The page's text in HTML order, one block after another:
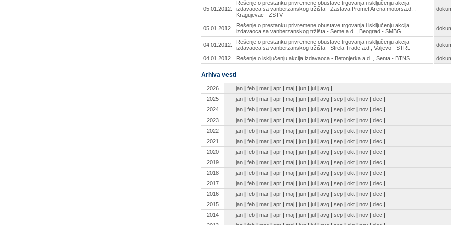
05.01.2012.
Rešenje o prestanku privremene obustave trgovanja i isključenju akcija
izdavaoca sa vanberzanskog tržišta - Zastava Promet Arena motorsa.d. ,
Kragujevac - ZSTV
05.01.2012.
Rešenje o prestanku privremene obustave trgovanja i isključenju akcija
izdavaoca sa vanberzanskog tržišta - Seme a.d. , Beograd - SMBG
04.01.2012.
Rešenje o prestanku privremene obustave trgovanja i isključenju akcija
izdavaoca sa vanberzanskog tržišta - Strela Trade a.d., Valjevo - STRL
04.01.2012. Rešenje o isključenju akcija izdavaoca - Betonjerka a.d. , Senta - BTNS
Arhiva vesti
2026 jan | feb | mar | apr | maj | jun | jul | avg |
2025
jan | feb | mar | apr | maj | jun | jul | avg | sep | okt | nov | dec |
2024
jan | feb | mar | apr | maj | jun | jul | avg | sep | okt | nov | dec |
2023
jan | feb | mar | apr | maj | jun | jul | avg | sep | okt | nov | dec |
2022
jan | feb | mar | apr | maj | jun | jul | avg | sep | okt | nov | dec |
2021
jan | feb | mar | apr | maj | jun | jul | avg | sep | okt | nov | dec |
2020
jan | feb | mar | apr | maj | jun | jul | avg | sep | okt | nov | dec |
2019
jan | feb | mar | apr | maj | jun | jul | avg | sep | okt | nov | dec |
2018
jan | feb | mar | apr | maj | jun | jul | avg | sep | okt | nov | dec |
2017
jan | feb | mar | apr | maj | jun | jul | avg | sep | okt | nov | dec |
2016
jan | feb | mar | apr | maj | jun | jul | avg | sep | okt | nov | dec |
2015
jan | feb | mar | apr | maj | jun | jul | avg | sep | okt | nov | dec |
2014
jan | feb | mar | apr | maj | jun | jul | avg | sep | okt | nov | dec |